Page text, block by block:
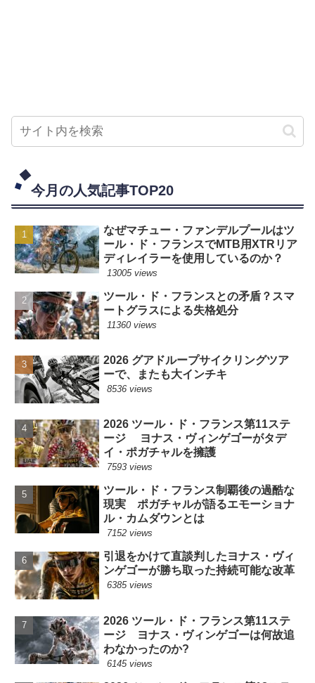
今月の人気記事TOP20
なぜマチュー・ファンデルプールはツ
ール・ド・フランスでMTB用XTRリア
ディレイラーを使用しているのか？
13005 views
ツール・ド・フランスとの矛盾？スマ
ートグラスによる失格処分
11360 views
2026 グアドループサイクリングツア
ーで、またも大インチキ
8536 views
2026 ツール・ド・フランス第11ステ
ージ ヨナス・ヴィンゲゴーがタデ
イ・ポガチャルを擁護
7593 views
ツール・ド・フランス制覇後の過酷な
現実 ポガチャルが語るエモーショナ
ル・カムダウンとは
7152 views
引退をかけて直談判したヨナス・ヴィ
ンゲゴーが勝ち取った持続可能な改革
6385 views
2026 ツール・ド・フランス第11ステ
ージ ヨナス・ヴィンゲゴーは何故追
わなかったのか?
6145 views